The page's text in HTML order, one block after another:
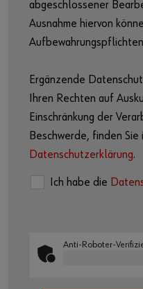
abgeschlossener
Ausnahme hiervon
Ergänzende
Ihren Rechten auf
Einschränkung der
Beschwerde, finden Sie
Datenschutzerklärung.
Ich habe die
Anti-Roboter-